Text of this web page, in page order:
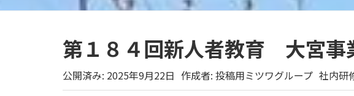
第１８４回新人者教育 大宮事
公開済み: 2025年9月22日 作成者: 投稿用ミツワグループ 社内研